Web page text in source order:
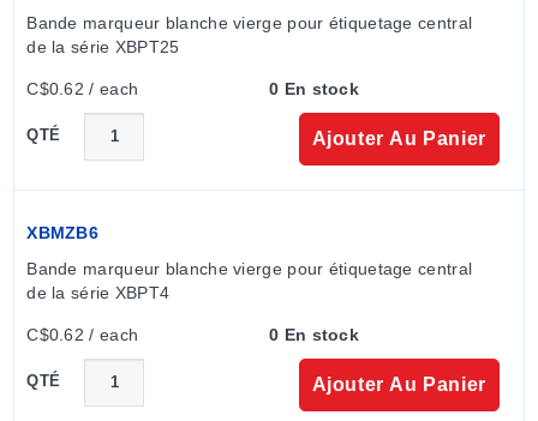
Bande marqueur blanche vierge pour étiquetage central
de la série XBPT25
C$0.62 / each 0 En stock
QTÉ Ajouter Au Panier
XBMZB6
Bande marqueur blanche vierge pour étiquetage central
de la série XBPT4
C$0.62 / each 0 En stock
QTÉ Ajouter Au Panier